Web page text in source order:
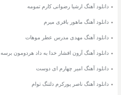
دانلود آهنگ ارشیا رضوانی کارم تمومه
دانلود آهنگ ماهور باقری میرم
دانلود آهنگ مهدی مدرس عطر موهات
دانلود آهنگ آرون افشار خدا به داد هردومون برسه
دانلود آهنگ امیر چهارم ای دوست
دانلود آهنگ ناصر پورکرم دلتنگ توام